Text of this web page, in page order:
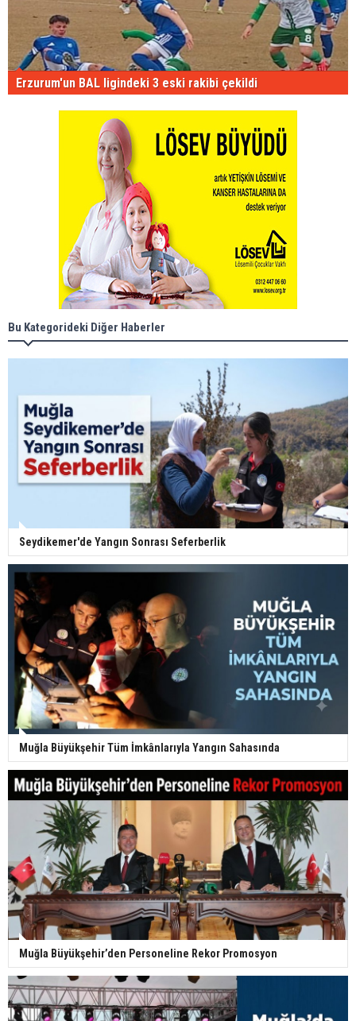
Erzurum'un BAL ligindeki 3 eski rakibi çekildi
Bu Kategorideki Diğer Haberler
Seydikemer'de Yangın Sonrası Seferberlik
Muğla Büyükşehir Tüm İmkânlarıyla Yangın Sahasında
Muğla Büyükşehir’den Personeline Rekor Promosyon